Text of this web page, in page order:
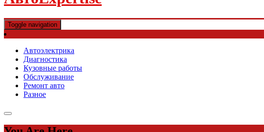
Toggle navigation
Автоэлектрика
Диагностика
Кузовные работы
Обслуживание
Ремонт авто
Разное